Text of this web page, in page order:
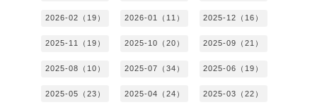
2026-02（19） 2026-01（11） 2025-12（16）
2025-11（19） 2025-10（20） 2025-09（21）
2025-08（10） 2025-07（34） 2025-06（19）
2025-05（23） 2025-04（24） 2025-03（22）